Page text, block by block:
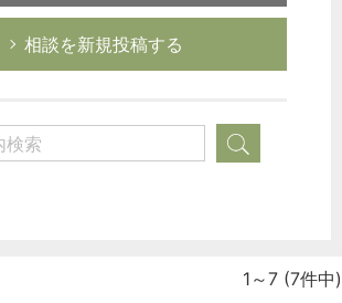
相談を新規投稿する
1～7 (7件中)